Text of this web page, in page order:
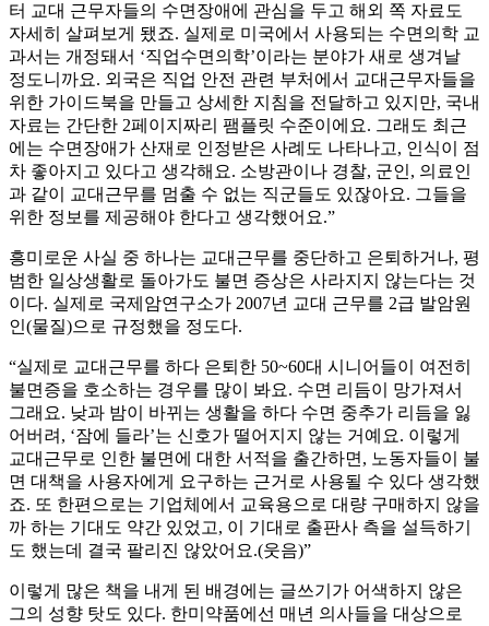
터 교대 근무자들의 수면장애에 관심을 두고 해외 쪽 자료도
자세히 살펴보게 됐죠. 실제로 미국에서 사용되는 수면의학 교
과서는 개정돼서 ‘직업수면의학’이라는 분야가 새로 생겨날
정도니까요. 외국은 직업 안전 관련 부처에서 교대근무자들을
위한 가이드북을 만들고 상세한 지침을 전달하고 있지만, 국내
자료는 간단한 2페이지짜리 팸플릿 수준이에요. 그래도 최근
에는 수면장애가 산재로 인정받은 사례도 나타나고, 인식이 점
차 좋아지고 있다고 생각해요. 소방관이나 경찰, 군인, 의료인
과 같이 교대근무를 멈출 수 없는 직군들도 있잖아요. 그들을
위한 정보를 제공해야 한다고 생각했어요.”
흥미로운 사실 중 하나는 교대근무를 중단하고 은퇴하거나, 평
범한 일상생활로 돌아가도 불면 증상은 사라지지 않는다는 것
이다. 실제로 국제암연구소가 2007년 교대 근무를 2급 발암원
인(물질)으로 규정했을 정도다.
“실제로 교대근무를 하다 은퇴한 50~60대 시니어들이 여전히
불면증을 호소하는 경우를 많이 봐요. 수면 리듬이 망가져서
그래요. 낮과 밤이 바뀌는 생활을 하다 수면 중추가 리듬을 잃
어버려, ‘잠에 들라’는 신호가 떨어지지 않는 거예요. 이렇게
교대근무로 인한 불면에 대한 서적을 출간하면, 노동자들이 불
면 대책을 사용자에게 요구하는 근거로 사용될 수 있다 생각했
죠. 또 한편으로는 기업체에서 교육용으로 대량 구매하지 않을
까 하는 기대도 약간 있었고, 이 기대로 출판사 측을 설득하기
도 했는데 결국 팔리진 않았어요.(웃음)”
이렇게 많은 책을 내게 된 배경에는 글쓰기가 어색하지 않은
그의 성향 탓도 있다. 한미약품에선 매년 의사들을 대상으로